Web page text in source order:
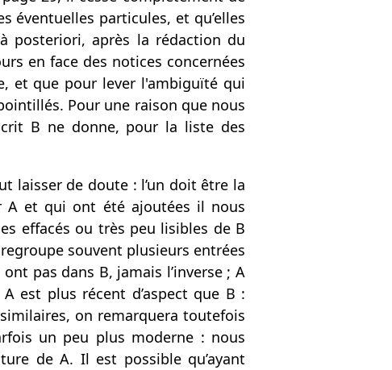
éventuelles particules, et qu’elles
posteriori, après la rédaction du
en face des notices concernées
et que pour lever l'ambiguïté qui
Pour une raison que nous
B ne donne, pour la liste des
laisser de doute : l’un doit être la
A et qui ont été ajoutées il nous
effacés ou très peu lisibles de B
souvent plusieurs entrées
pas dans B, jamais l’inverse ; A
est plus récent d’aspect que B :
on remarquera toutefois
un peu plus moderne : nous
de A. Il est possible qu’ayant